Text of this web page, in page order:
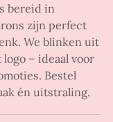
bereid in
zijn perfect
We blinken uit
– ideaal voor
Bestel
én uitstraling.